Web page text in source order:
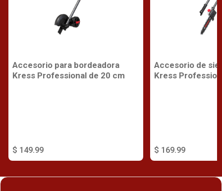
Accesorio para bordeadora
Kress Professional de 20 cm
$ 149.99
Accesorio de
Kress
$ 169.99